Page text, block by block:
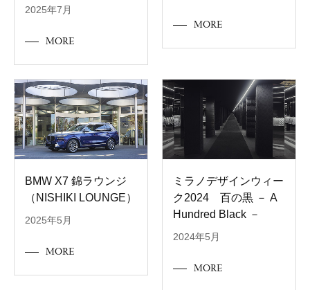
2025年7月
MORE
MORE
BMW X7 錦ラウンジ
（NISHIKI LOUNGE）
2025年5月
MORE
ミラノデザインウィー
ク2024 百の黒 － A
Hundred Black －
2024年5月
MORE